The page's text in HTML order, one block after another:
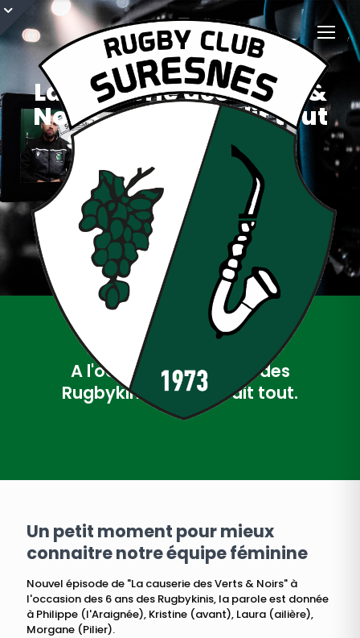
La causerie des Verts &
Noirs – On vous dit tout
sur les rugbykinis
12 mars 2021
Féminines,Saison 2020/2021 ,Vidéo
Féminines,La causerie rugbykinis
A l'occasion des 6 ans des
Rugbykinis, on vous dit tout.
Un petit moment pour mieux
connaitre notre équipe féminine
Nouvel épisode de "La causerie des Verts & Noirs" à
l'occasion des 6 ans des Rugbykinis, la parole est donnée
à Philippe (l'Araignée), Kristine (avant), Laura (ailière),
Morgane (Pilier).